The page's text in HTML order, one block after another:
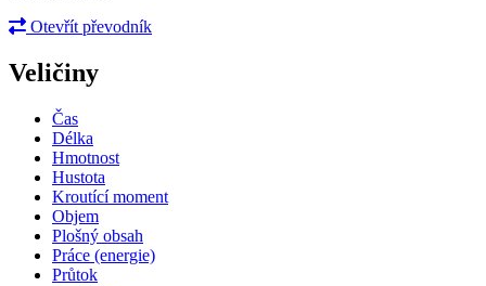
Otevřít převodník
Veličiny
Čas
Délka
Hmotnost
Hustota
Kroutící moment
Objem
Plošný obsah
Práce (energie)
Průtok